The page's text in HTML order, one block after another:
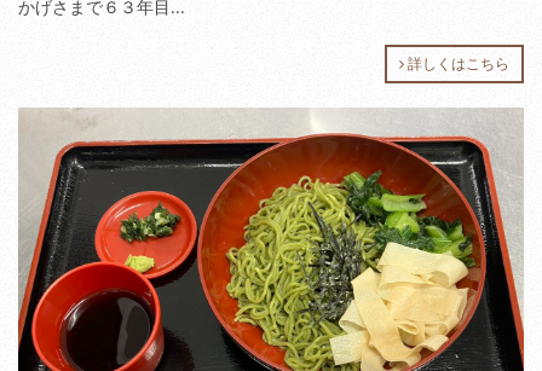
かげさまで６３年目...
詳しくはこちら